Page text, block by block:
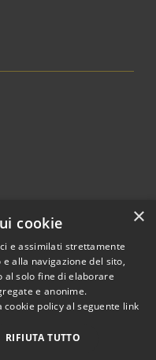
© 2026 • Comune di
Castel d'Ario • Powered by
Municipium•
×
cookie
e assimilati strettamente
alla navigazione del sito,
al solo fine di elaborare
e anonime.
policy al seguente link
RIFIUTA TUTTO